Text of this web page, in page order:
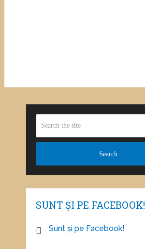
SUNT ȘI PE FACEBOOK!
Sunt și pe Facebook!